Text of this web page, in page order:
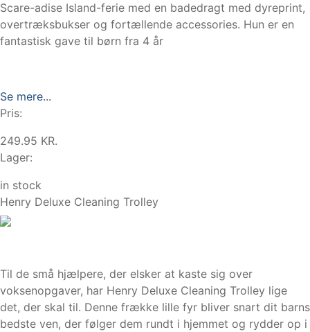
Scare-adise Island-ferie med en badedragt med dyreprint,
overtræksbukser og fortællende accessories. Hun er en
fantastisk gave til børn fra 4 år
Se mere...
Pris:
249.95 KR.
Lager:
in stock
Henry Deluxe Cleaning Trolley
Til de små hjælpere, der elsker at kaste sig over
voksenopgaver, har Henry Deluxe Cleaning Trolley lige
det, der skal til. Denne frække lille fyr bliver snart dit barns
bedste ven, der følger dem rundt i hjemmet og rydder op i